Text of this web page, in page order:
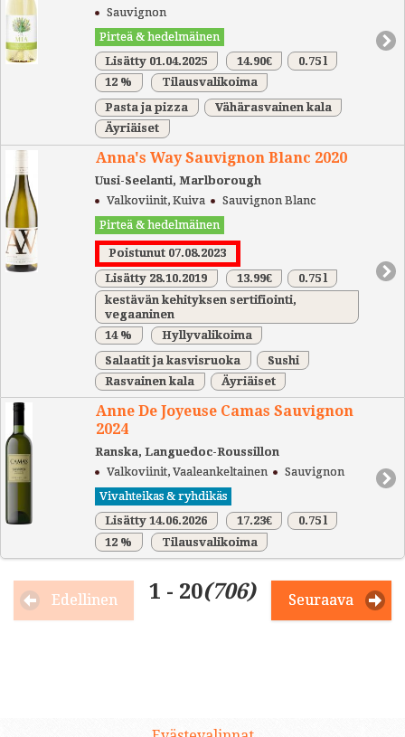
Sauvignon
Pirteä & hedelmäinen
Lisätty 01.04.2025
14.90€
0.75 l
12 %
Tilausvalikoima
Pasta ja pizza
Vähärasvainen kala
Äyriäiset
Anna's Way Sauvignon Blanc 2020
Uusi-Seelanti, Marlborough
Valkoviinit, Kuiva
Sauvignon Blanc
Pirteä & hedelmäinen
Poistunut 07.08.2023
Lisätty 28.10.2019
13.99€
0.75 l
kestävän kehityksen sertifiointi,
vegaaninen
14 %
Hyllyvalikoima
Salaatit ja kasvisruoka
Sushi
Rasvainen kala
Äyriäiset
Anne De Joyeuse Camas Sauvignon
2024
Ranska, Languedoc-Roussillon
Valkoviinit, Vaaleankeltainen
Sauvignon
Vivahteikas & ryhdikäs
Lisätty 14.06.2026
17.23€
0.75 l
12 %
Tilausvalikoima
Edellinen 1 - 20(706) Seuraava